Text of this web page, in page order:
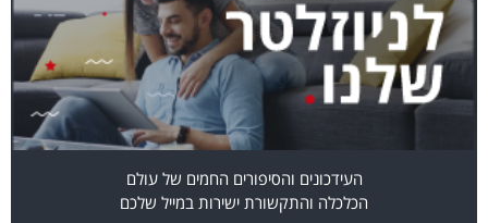
העידכונים והסיפורים החמים של עולם
הכלכלה והתקשורת ישירות במייל שלכם